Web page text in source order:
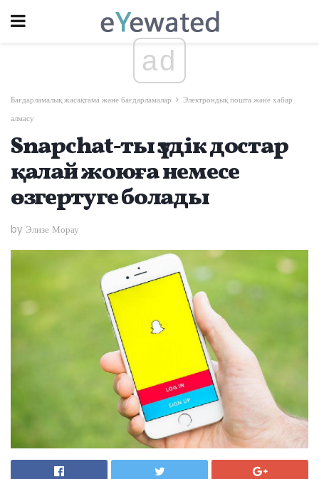
ad
Бағдарламалық жасақтама және бағдарламалар
Электрондық пошта және хабар
алмасу
Snapchat-ты үздік достар
қалай жоюға немесе
өзгертуге болады
by Элизе Морау